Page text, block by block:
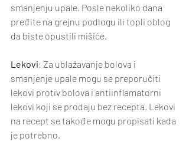
smanjenju upale. Posle nekoliko dana
pređite na grejnu podlogu ili topli oblog
da biste opustili mišiće.
Lekovi: Za ublažavanje bolova i
smanjenje upale mogu se preporučiti
lekovi protiv bolova i antiinflamatorni
lekovi koji se prodaju bez recepta. Lekovi
na recept se takođe mogu propisati kada
je potrebno.